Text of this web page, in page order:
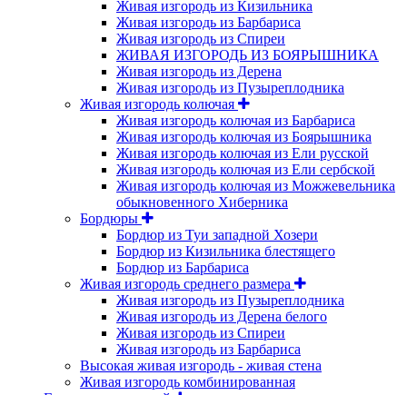
Живая изгородь из Кизильника
Живая изгородь из Барбариса
Живая изгородь из Спиреи
ЖИВАЯ ИЗГОРОДЬ ИЗ БОЯРЫШНИКА
Живая изгородь из Дерена
Живая изгородь из Пузыреплодника
Живая изгородь колючая
Живая изгородь колючая из Барбариса
Живая изгородь колючая из Боярышника
Живая изгородь колючая из Ели русской
Живая изгородь колючая из Ели сербской
Живая изгородь колючая из Можжевельника
обыкновенного Хиберника
Бордюры
Бордюр из Туи западной Хозери
Бордюр из Кизильника блестящего
Бордюр из Барбариса
Живая изгородь среднего размера
Живая изгородь из Пузыреплодника
Живая изгородь из Дерена белого
Живая изгородь из Спиреи
Живая изгородь из Барбариса
Высокая живая изгородь - живая стена
Живая изгородь комбинированная